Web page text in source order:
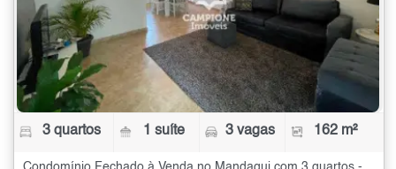
3 quartos 1 suíte 3 vagas 162 m²